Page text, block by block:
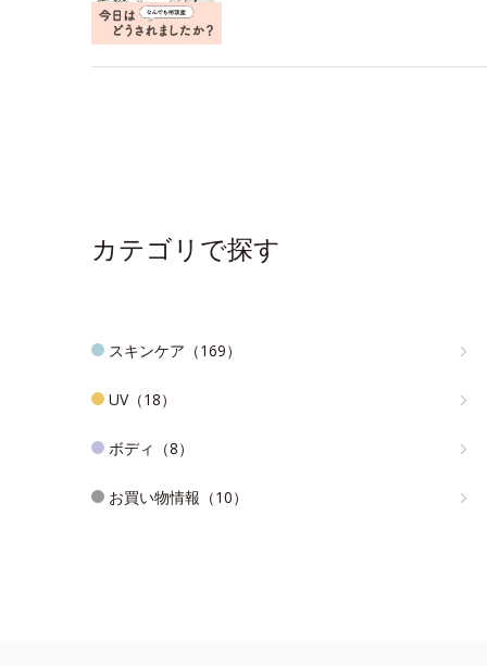
カテゴリで探す
スキンケア（169）
UV（18）
ボディ（8）
お買い物情報（10）